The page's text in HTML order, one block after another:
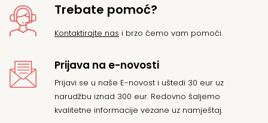
Trebate pomoć?
Kontaktirajte nas i brzo ćemo vam pomoći.
Prijava na e-novosti
Prijavi se u naše E-novost i uštedi 30 eur uz
narudžbu iznad 300 eur. Redovno šaljemo
kvalitetne informacije vezane uz namještaj.